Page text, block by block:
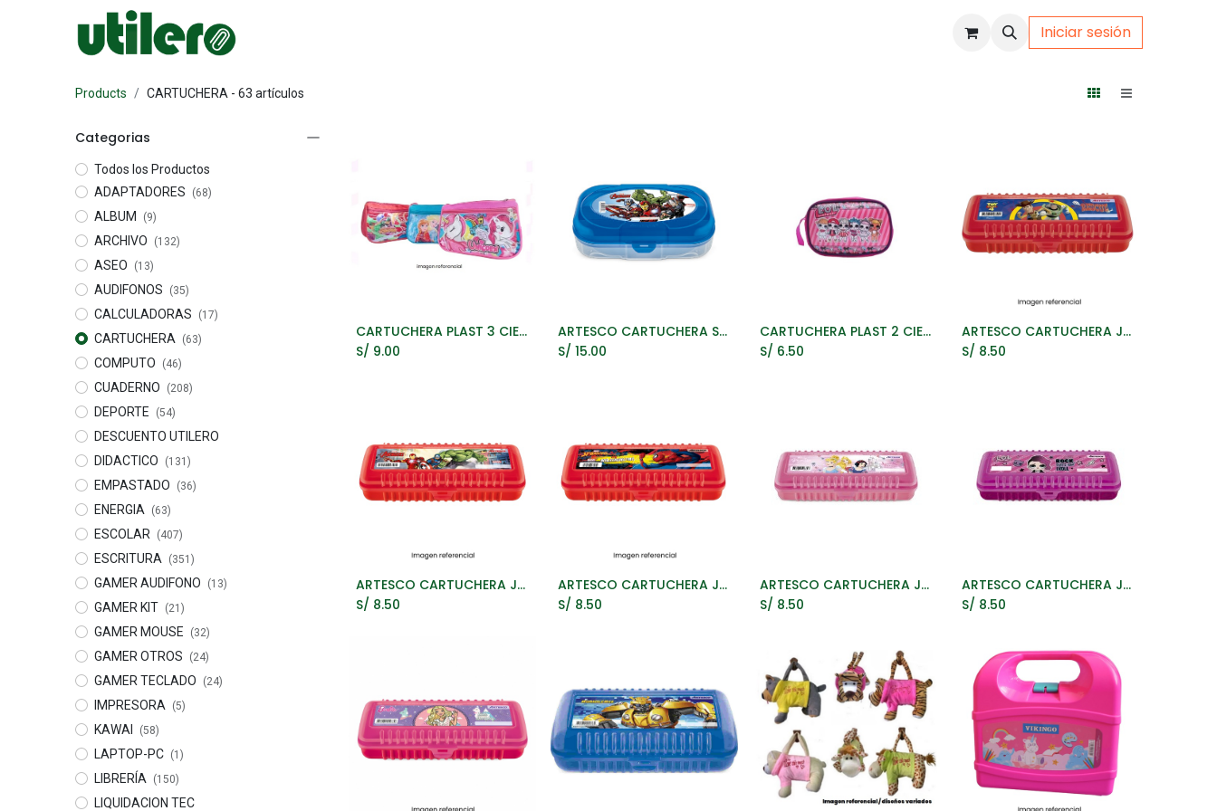
Iniciar sesión
Products CARTUCHERA - 63 artículos
Categorias
Todos los Productos
ADAPTADORES
(68)
ALBUM (9)
ARCHIVO (132)
ASEO (13)
AUDIFONOS (35)
CALCULADORAS (17)
CARTUCHERA (63)
COMPUTO (46)
CUADERNO (208)
DEPORTE (54)
DESCUENTO UTILERO
DIDACTICO
(131)
EMPASTADO (36)
ENERGIA (63)
ESCOLAR (407)
ESCRITURA (351)
GAMER AUDIFONO (13)
GAMER KIT (21)
GAMER MOUSE (32)
GAMER OTROS (24)
GAMER TECLADO (24)
IMPRESORA (5)
KAWAI (58)
LAPTOP-PC (1)
LIBRERÍA (150)
LIQUIDACION TEC
Añadir al Carrito
CARTUCHERA PLAST 3 CIERRE JUMBO NIÑOS
S/ 9.00
Añadir al Carrito
ARTESCO CARTUCHERA SUPER BOX VENGADORES
S/ 15.00
Añadir al Carrito
CARTUCHERA PLAST 2 CIERRE CANOA NIÑOS
S/ 6.50
Añadir al Carrito
ARTESCO CARTUCHERA JUNIOR BOX TOY STORY
S/ 8.50
Añadir al Carrito
ARTESCO CARTUCHERA JUNIOR BOX VENGADORES
S/ 8.50
Añadir al Carrito
ARTESCO CARTUCHERA JUNIOR BOX SPIDERMAN
S/ 8.50
Añadir al Carrito
ARTESCO CARTUCHERA JUNIOR BOX PRINCESAS
S/ 8.50
Añadir al Carrito
ARTESCO CARTUCHERA JUNIOR BOX LOL
S/ 8.50